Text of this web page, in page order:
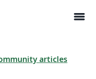
menu
articles